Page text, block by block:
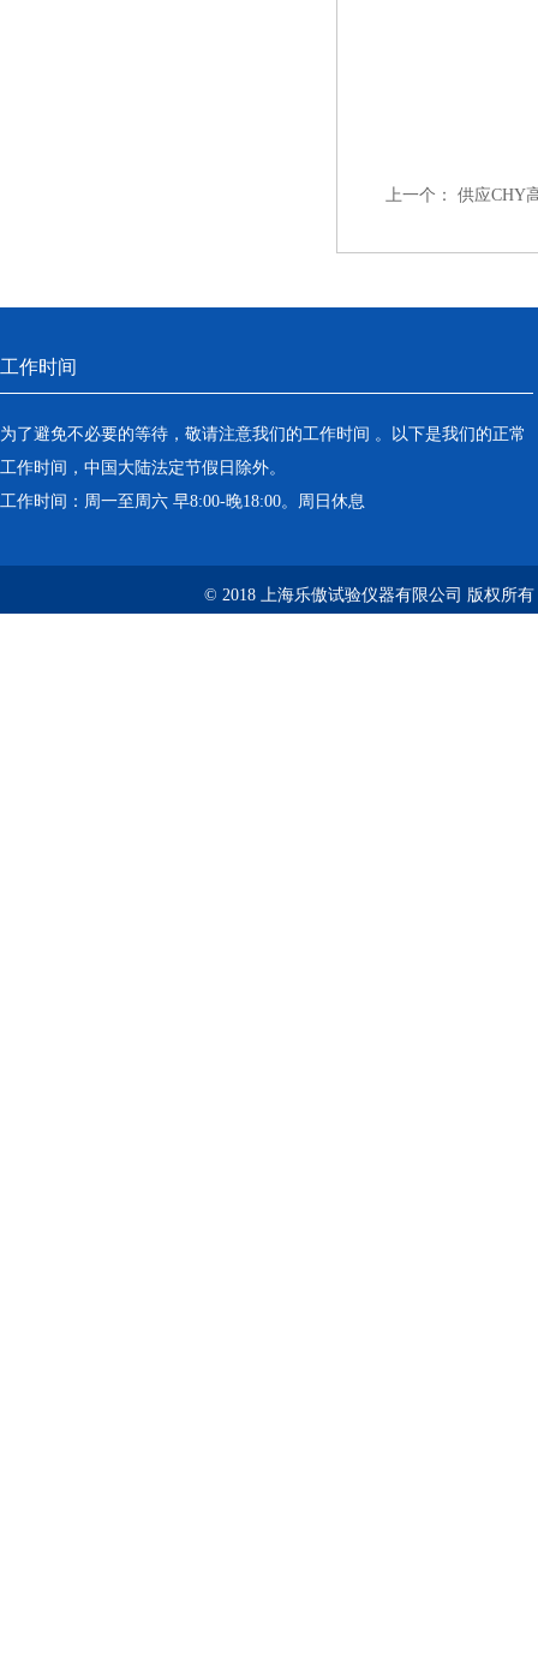
上一个： 供应CHY
工作时间
为了避免不必要的等待，敬请注意我们的工作时间 。以下是我们的正常
工作时间，中国大陆法定节假日除外。
工作时间：周一至周六 早8:00-晚18:00。周日休息
© 2018 上海乐傲试验仪器有限公司 版权所